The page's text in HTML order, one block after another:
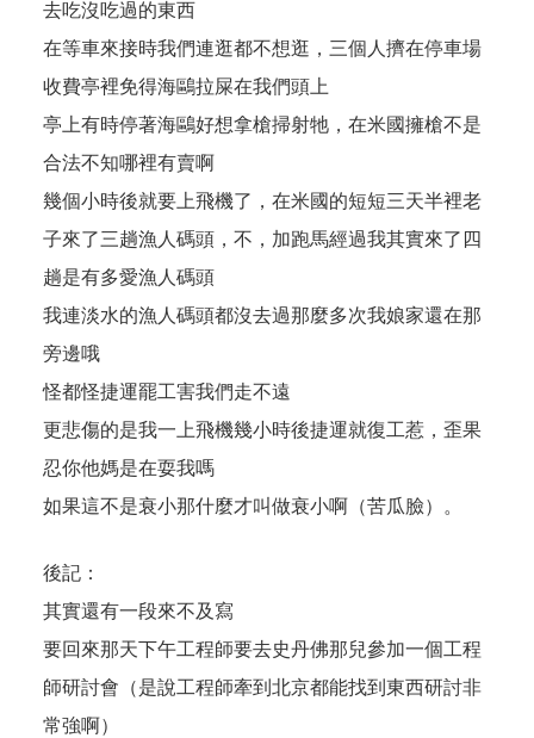
去吃沒吃過的東西
在等車來接時我們連逛都不想逛，三個人擠在停車場
收費亭裡免得海鷗拉屎在我們頭上
亭上有時停著海鷗好想拿槍掃射牠，在米國擁槍不是
合法不知哪裡有賣啊
幾個小時後就要上飛機了，在米國的短短三天半裡老
子來了三趟漁人碼頭，不，加跑馬經過我其實來了四
趟是有多愛漁人碼頭
我連淡水的漁人碼頭都沒去過那麼多次我娘家還在那
旁邊哦
怪都怪捷運罷工害我們走不遠
更悲傷的是我一上飛機幾小時後捷運就復工惹，歪果
忍你他媽是在耍我嗎
如果這不是衰小那什麼才叫做衰小啊（苦瓜臉）。
後記：
其實還有一段來不及寫
要回來那天下午工程師要去史丹佛那兒參加一個工程
師研討會（是說工程師牽到北京都能找到東西研討非
常強啊）